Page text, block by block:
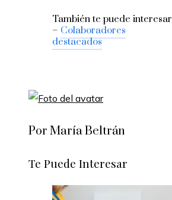
También te puede interesar
– Colaboradores
destacados
Por María Beltrán
Te Puede Interesar